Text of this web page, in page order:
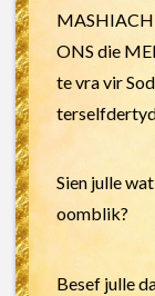
MASHIACH
ONS die
te vra vir
Sien julle
oomblik?
Besef julle